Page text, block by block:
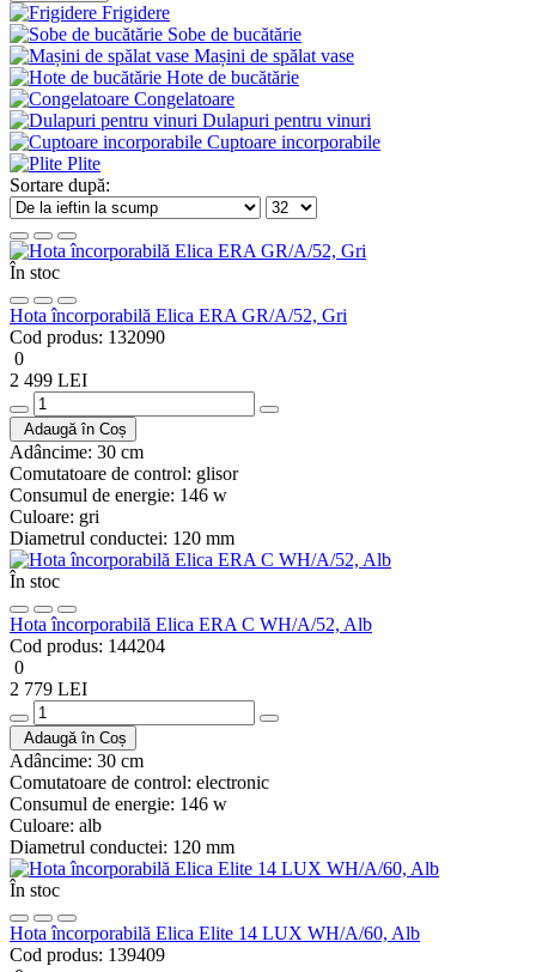
Frigidere
Sobe de bucătărie
Mașini de spălat vase
Hote de bucătărie
Congelatoare
Dulapuri pentru vinuri
Cuptoare incorporabile
Plite
Sortare după:
În stoc
Hota încorporabilă Elica ERA GR/A/52, Gri
Cod produs: 132090
0
2 499 LEI
Adaugă în Coș
Adâncime: 30 cm
Comutatoare de control: glisor
Consumul de energie: 146 w
Culoare: gri
Diametrul conductei: 120 mm
În stoc
Hota încorporabilă Elica ERA C WH/A/52, Alb
Cod produs: 144204
0
2 779 LEI
Adaugă în Coș
Adâncime: 30 cm
Comutatoare de control: electronic
Consumul de energie: 146 w
Culoare: alb
Diametrul conductei: 120 mm
În stoc
Hota încorporabilă Elica Elite 14 LUX WH/A/60, Alb
Cod produs: 139409